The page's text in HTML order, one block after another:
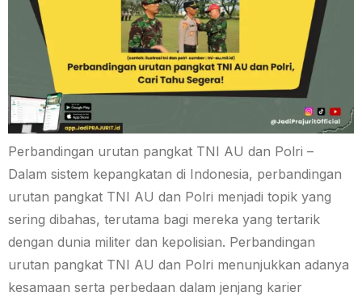
Perbandingan urutan pangkat TNI AU dan Polri –
Dalam sistem kepangkatan di Indonesia, perbandingan
urutan pangkat TNI AU dan Polri menjadi topik yang
sering dibahas, terutama bagi mereka yang tertarik
dengan dunia militer dan kepolisian. Perbandingan
urutan pangkat TNI AU dan Polri menunjukkan adanya
kesamaan serta perbedaan dalam jenjang karier